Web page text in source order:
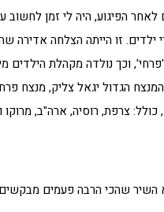
הפיגוע, היה לי זמן לחשוב
זו הייתה הצלחה אדירה
וכך נולדה מקהלת הילדים
השיר שהכי הרבה פעמים מבקשים